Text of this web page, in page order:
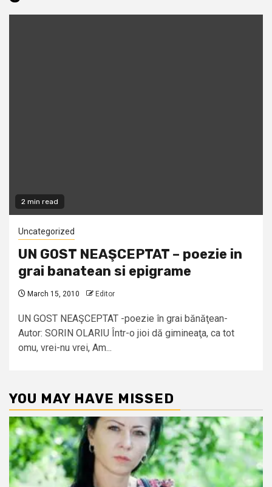
2 min read
Uncategorized
UN GOST NEAŞCEPTAT – poezie in
grai banatean si epigrame
March 15, 2010 Editor
UN GOST NEAŞCEPTAT -poezie în grai bănăţean-
Autor: SORIN OLARIU Într-o jioi dă gimineaţa, ca tot
omu, vrei-nu vrei, Am...
YOU MAY HAVE MISSED